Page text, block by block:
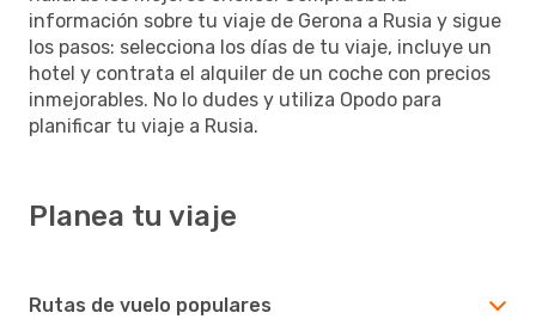
información sobre tu viaje de Gerona a Rusia y sigue
los pasos: selecciona los días de tu viaje, incluye un
hotel y contrata el alquiler de un coche con precios
inmejorables. No lo dudes y utiliza Opodo para
planificar tu viaje a Rusia.
Planea tu viaje
Rutas de vuelo populares